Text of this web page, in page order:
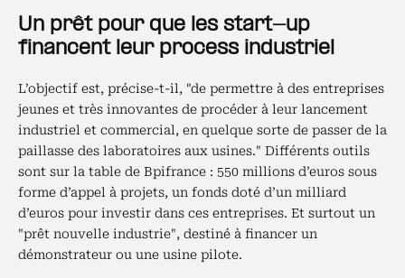
Un prêt pour que les start-up
financent leur process industriel
L’objectif est, précise-t-il, "de permettre à des entreprises
jeunes et très innovantes de procéder à leur lancement
industriel et commercial, en quelque sorte de passer de la
paillasse des laboratoires aux usines." Différents outils
sont sur la table de Bpifrance : 550 millions d’euros sous
forme d’appel à projets, un fonds doté d’un milliard
d’euros pour investir dans ces entreprises. Et surtout un
"prêt nouvelle industrie", destiné à financer un
démonstrateur ou une usine pilote.